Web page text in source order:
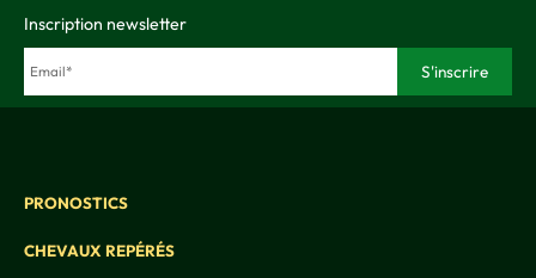
Inscription newsletter
PRONOSTICS
CHEVAUX REPÉRÉS